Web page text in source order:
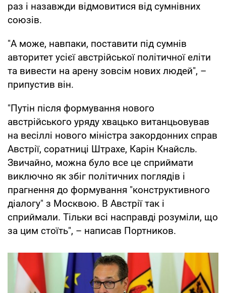
раз і назавжди відмовитися від сумнівних
союзів.
"А може, навпаки, поставити під сумнів
авторитет усієї австрійської політичної еліти
та вивести на арену зовсім нових людей", –
припустив він.
"Путін після формування нового
австрійського уряду хвацько витанцьовував
на весіллі нового міністра закордонних справ
Австрії, соратниці Штрахе, Карін Кнайсль.
Звичайно, можна було все це сприймати
виключно як збіг політичних поглядів і
прагнення до формування "конструктивного
діалогу" з Москвою. В Австрії так і
сприймали. Тільки всі насправді розуміли, що
за цим стоїть", – написав Портников.